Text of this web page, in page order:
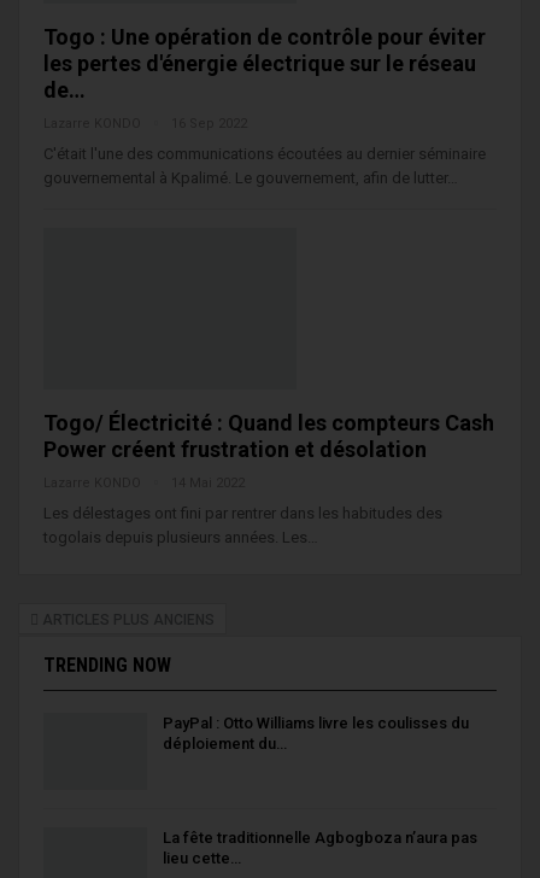
Togo : Une opération de contrôle pour éviter
les pertes d'énergie électrique sur le réseau
de…
C'était l'une des communications écoutées au dernier séminaire
gouvernemental à Kpalimé. Le gouvernement, afin de lutter…
Togo/ Électricité : Quand les compteurs Cash
Power créent frustration et désolation
Les délestages ont fini par rentrer dans les habitudes des
togolais depuis plusieurs années. Les…
ARTICLES PLUS ANCIENS
TRENDING NOW
PayPal : Otto Williams livre les coulisses du
déploiement du…
La fête traditionnelle Agbogboza n’aura pas
lieu cette…